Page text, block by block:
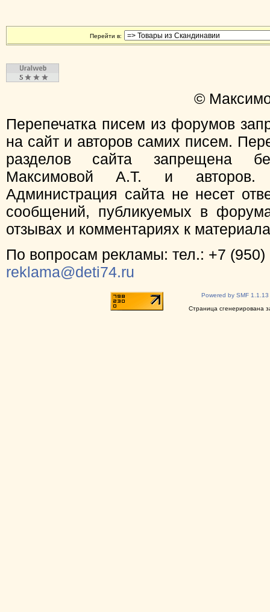
Перейти в:
©
Перепечатка писем из форумов
на сайт и авторов самих писем.
разделов сайта запрещена
Максимовой А.Т. и
Администрация сайта не несет
сообщений, публикуемых в
отзывах и комментариях к
По вопросам рекламы: тел.: +7 (950)
reklama@deti74.ru
Powered by SMF 1.1.13
Страница сгенерирована